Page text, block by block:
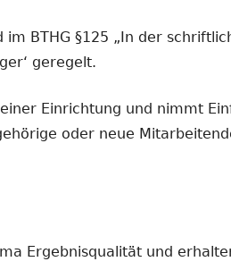
BTHG §125 „In der
geregelt.
Einrichtung und nimmt
oder neue
Ergebnisqualität und